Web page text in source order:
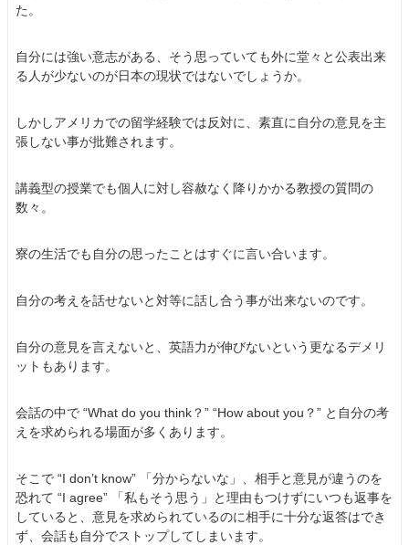
た。
自分には強い意志がある、そう思っていても外に堂々と公表出来
る人が少ないのが日本の現状ではないでしょうか。
しかしアメリカでの留学経験では反対に、素直に自分の意見を主
張しない事が批難されます。
講義型の授業でも個人に対し容赦なく降りかかる教授の質問の
数々。
寮の生活でも自分の思ったことはすぐに言い合います。
自分の考えを話せないと対等に話し合う事が出来ないのです。
自分の意見を言えないと、英語力が伸びないという更なるデメリ
ットもあります。
会話の中で “What do you think？” “How about you？” と自分の考
えを求められる場面が多くあります。
そこで “I don’t know” 「分からないな」、相手と意見が違うのを
恐れて “I agree” 「私もそう思う」と理由もつけずにいつも返事を
していると、意見を求められているのに相手に十分な返答はでき
ず、会話も自分でストップしてしまいます。